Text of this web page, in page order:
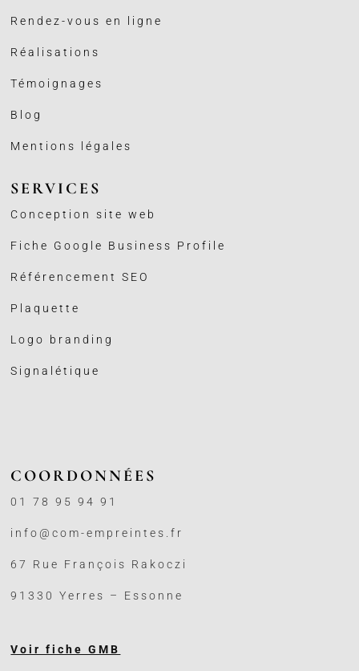
Rendez-vous en ligne
Réalisations
Témoignages
Blog
Mentions légales
SERVICES
Conception site web
Fiche Google Business Profile
Référencement SEO
Plaquette
Logo branding
Signalétique
COORDONNÉES
01 78 95 94 91
info@com-empreintes.fr
67 Rue François Rakoczi
91330 Yerres – Essonne
Voir fiche GMB